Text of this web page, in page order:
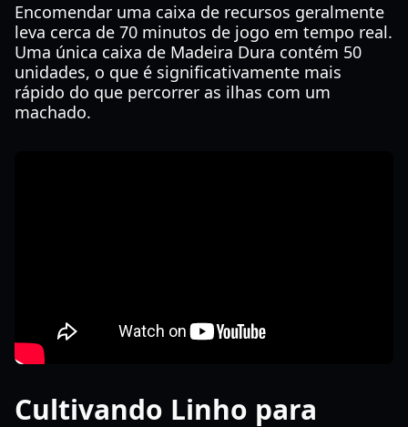
Encomendar uma caixa de recursos geralmente
leva cerca de 70 minutos de jogo em tempo real.
Uma única caixa de Madeira Dura contém 50
unidades, o que é significativamente mais
rápido do que percorrer as ilhas com um
machado.
Cultivando Linho para